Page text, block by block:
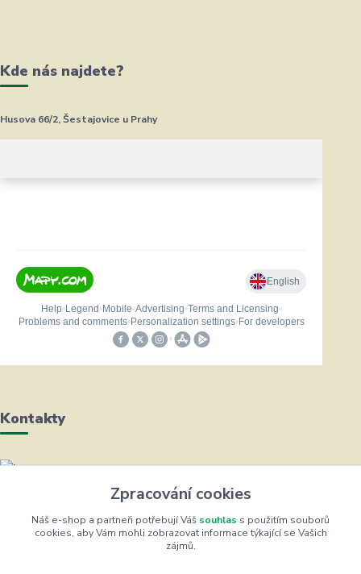
Kde nás najdete?
Husova 66/2, Šestajovice u Prahy
Kontakty
Helena Bayerová
+420 604 711 491
(Po-Čt, 8-16 hod.)
Zpracování cookies
Náš e-shop a partneři potřebují Váš souhlas s použitím souborů
cookies, aby Vám mohli zobrazovat informace týkající se Vašich
zájmů.